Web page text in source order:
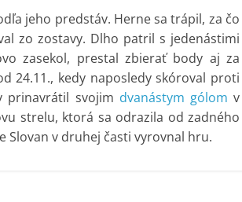
jeho predstáv. Herne sa trápil, za čo
zo zostavy. Dlho patril s jedenástimi
zasekol, prestal zbierať body aj za
24.11., kedy naposledy skóroval proti
prinavrátil svojim dvanástym gólomv
strelu, ktorá sa odrazila od zadného
Slovan v druhej časti vyrovnal hru.